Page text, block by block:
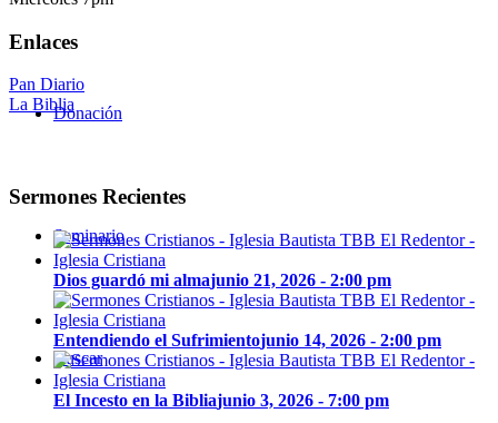
Donación
Seminario
Buscar
Enlaces
Pan Diario
La Biblia
Sermones Recientes
Dios guardó mi almajunio 21, 2026 - 2:00 pm
Entendiendo el Sufrimientojunio 14, 2026 - 2:00 pm
El Incesto en la Bibliajunio 3, 2026 - 7:00 pm